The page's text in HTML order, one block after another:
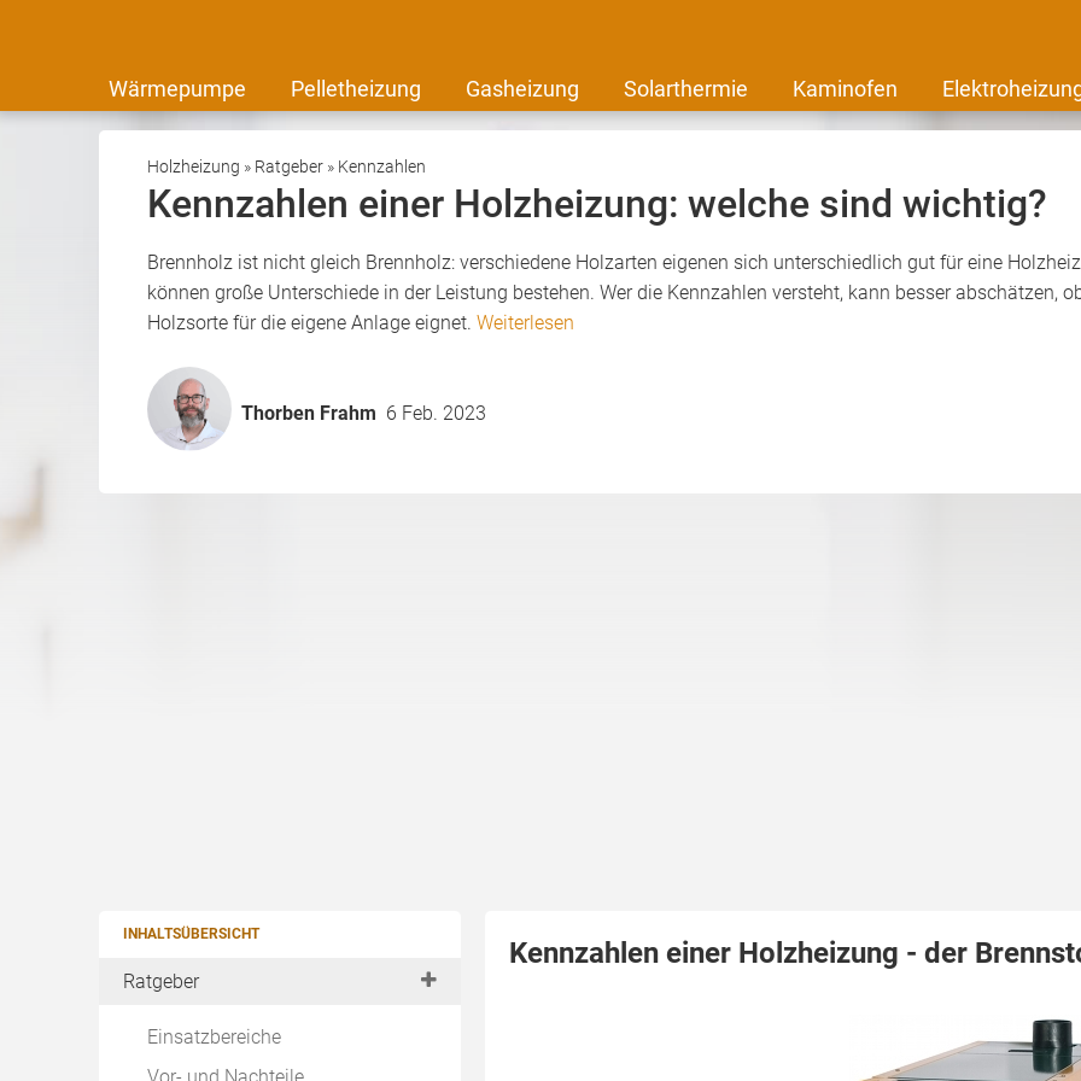
Wärmepumpe Pelletheizung Gasheizung Solarthermie Kaminofen
Holzheizung » Ratgeber » Kennzahlen
Kennzahlen einer Holzheizung: welche sind wichtig?
Brennholz ist nicht gleich Brennholz: verschiedene Holzarten eigenen sich unterschiedlich gut für eine
können große Unterschiede in der Leistung bestehen. Wer die Kennzahlen versteht, kann besser abschätzen,
Holzsorte für die eigene Anlage eignet. Weiterlesen
Thorben Frahm 6 Feb. 2023
INHALTSÜBERSICHT
Ratgeber
Einsatzbereiche
Kennzahlen einer Holzheizung - der